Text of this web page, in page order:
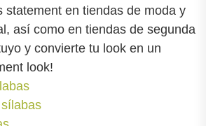
statement en tiendas de moda y
así como en tiendas de segunda
y convierte tu look en un
look!